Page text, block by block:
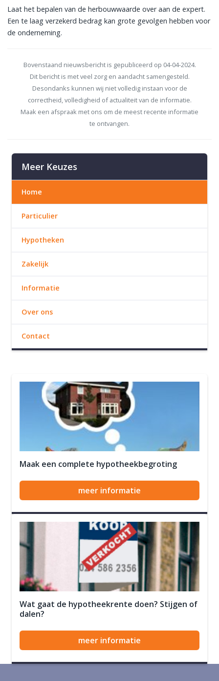
Laat het bepalen van de herbouwwaarde over aan de expert.
Een te laag verzekerd bedrag kan grote gevolgen hebben voor
de onderneming.
Bovenstaand nieuwsbericht is gepubliceerd op 04-04-2024.
Dit bericht is met veel zorg en aandacht samengesteld.
Desondanks kunnen wij niet volledig instaan voor de
correctheid, volledigheid of actualiteit van de informatie.
Maak een afspraak met ons om de meest recente informatie
te ontvangen.
Meer Keuzes
Home
Particulier
Hypotheken
Zakelijk
Informatie
Over ons
Contact
Maak een complete hypotheekbegroting
meer informatie
Wat gaat de hypotheekrente doen? Stijgen of
dalen?
meer informatie